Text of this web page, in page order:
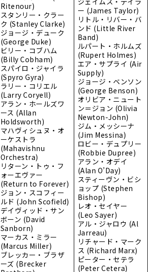
Ritenour)
スタンリー・クラー
ク (Stanley Clarke)
ジョージ・デューク
(George Duke)
ビリー・コブハム
(Billy Cobham)
スパイロ・ジャイラ
(Spyro Gyra)
ラリー・コリエル
(Larry Coryell)
アラン・ホールズワ
ース (Allan
Holdsworth)
マハヴィシュヌ・オ
ーケストラ
(Mahavishnu
Orchestra)
リターン・トゥ・フ
ォーエヴァー
(Return to Forever)
ジョン・スコフィー
ルド (John Scofield)
デイヴィッド・サン
ボーン (David
Sanborn)
マーカス・ミラー
(Marcus Miller)
ブレッカー・ブラザ
ーズ (Brecker
ー (James Taylor)
リトル・リバー・バ
ンド (Little River
Band)
ルパート・ホルムズ
(Rupert Holmes)
エア・サプライ (Air
Supply)
ジョージ・ベンソン
(George Benson)
オリビア・ニュート
ン＝ジョン (Olivia
Newton-John)
ジム・メッシーナ
(Jim Messina)
ロビー・デュプリー
(Robbie Dupree)
アラン・オデイ
(Alan O’Day)
スティーヴン・ビシ
ョップ (Stephen
Bishop)
レオ・セイヤー
(Leo Sayer)
アル・ジャロウ (Al
Jarreau)
リチャード・マーク
ス (Richard Marx)
ピーター・セテラ
(Peter Cetera)